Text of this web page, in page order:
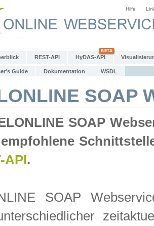
Hilfe
REST-API HyDAS-API
Guide Dokumentation WSDL
SOAP
SOAP
API.
SOAP